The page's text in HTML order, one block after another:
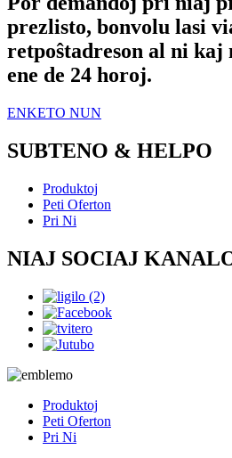
prezlisto, bonvolu lasi
retpoŝtadreson al ni kaj
ene de 24 horoj.
ENKETO NUN
SUBTENO & HELPO
Produktoj
Peti Oferton
Pri Ni
NIAJ SOCIAJ
Produktoj
Peti Oferton
Pri Ni